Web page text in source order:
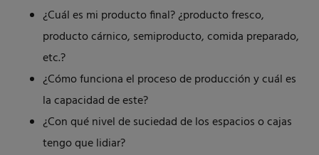
¿Cuál es mi producto final? ¿producto fresco,
producto cárnico, semiproducto, comida preparado,
etc.?
¿Cómo funciona el proceso de producción y cuál es
la capacidad de este?
¿Con qué nivel de suciedad de los espacios o cajas
tengo que lidiar?